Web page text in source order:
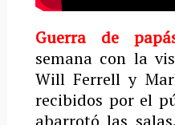
Guerra de
semana con la
Will Ferrell y
recibidos por el